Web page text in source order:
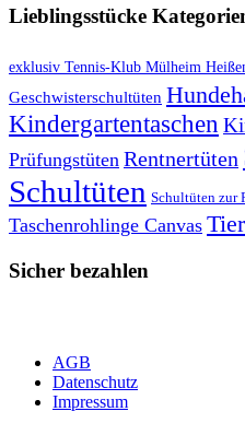
Lieblingsstücke
exklusiv Tennis-Klub Mülheim
Geschwisterschultüten
Kindergartentaschen
Prüfungstüten Rentnertüten
Schultüten Schultüten zur
Taschenrohlinge Canvas
Sicher bezahlen
AGB
Datenschutz
Impressum